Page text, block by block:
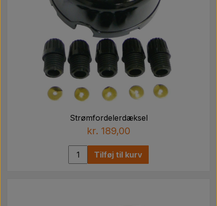
Strømfordelerdæksel
kr. 189,00
Tilføj til kurv